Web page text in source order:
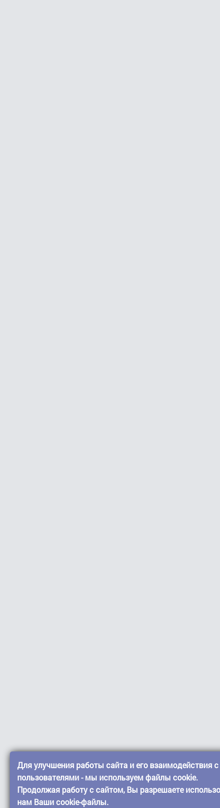
Для улучшения работы сайта и его взаимодействия с
пользователями - мы используем файлы cookie.
Продолжая работу с сайтом, Вы разрешаете
нам Ваши cookie-файлы.